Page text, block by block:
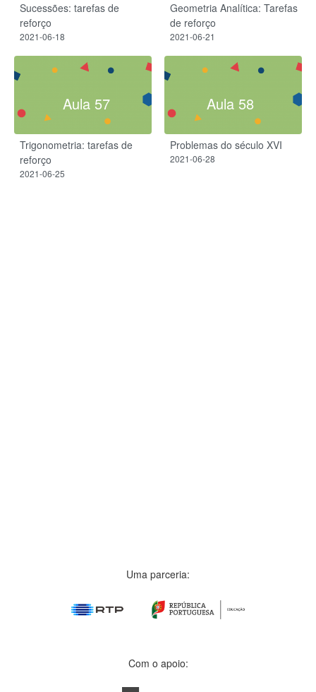
Sucessões: tarefas de
reforço
2021-06-18
Geometria Analítica: Tarefas
de reforço
2021-06-21
Aula 57
Trigonometria: tarefas de
reforço
2021-06-25
Aula 58
Problemas do século XVI
2021-06-28
Uma parceria:
Com o apoio: